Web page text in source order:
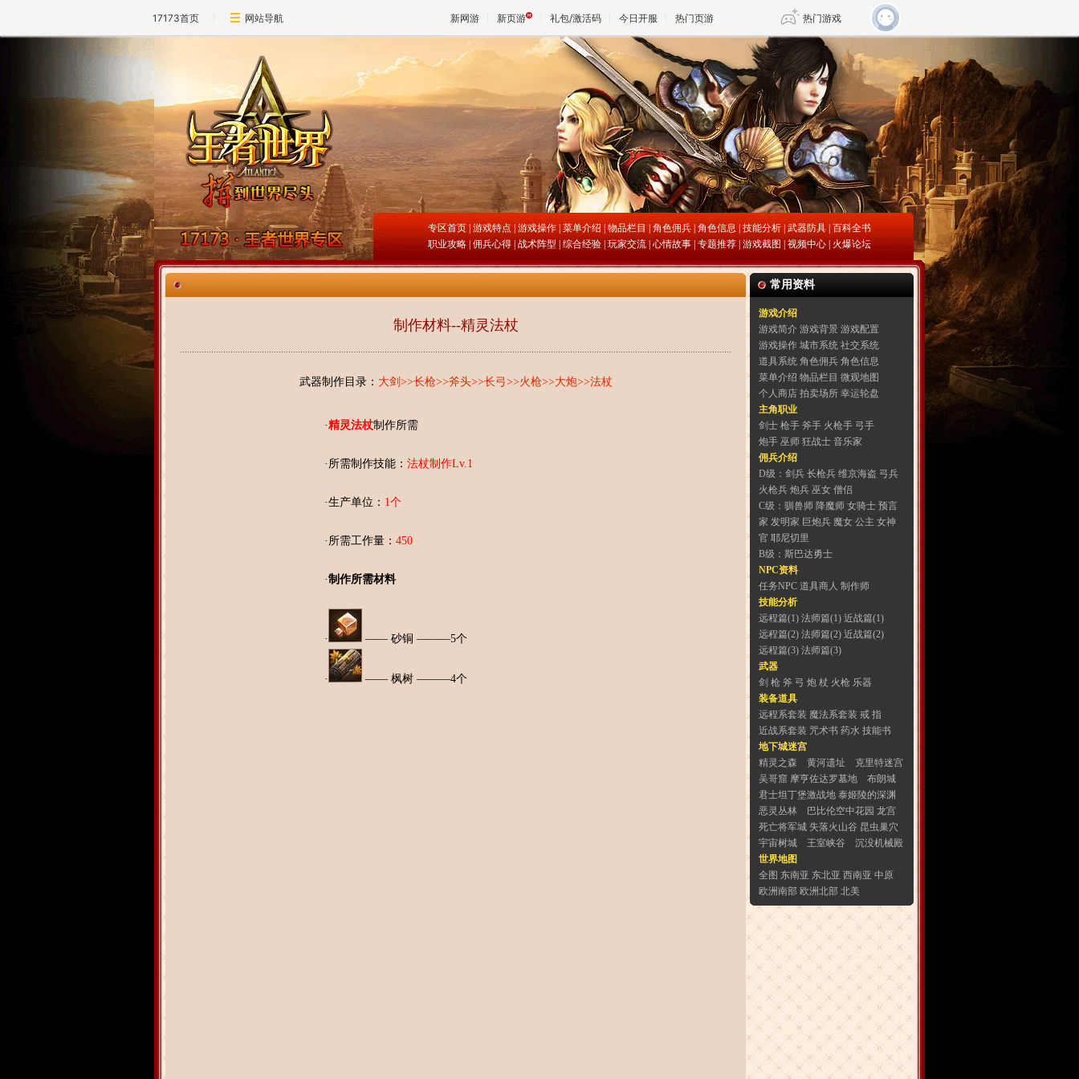
17173首页 网站导航 新网游 新页游 礼包/激活码 今日开服 热门页游 热门游戏
魔兽 DNF 传奇4
天堂 剑网3旗舰版 新天龙八部
王权与自由 诛仙世界 仙剑世界
专区首页| 游戏特点 游戏操作| 菜单介绍 物品栏目 角色佣兵| 角色信息 技能分析| 武器防具| 百科全书
职业攻略| 佣兵心得| 战术阵型 综合经验| 玩家交流| 心情故事| 专题推荐 | 游戏截图 视频中心| 火爆论坛
制作材料--精灵法杖
武器制作目录： 大剑 >>长枪>>斧头>>长弓>>火枪>>大炮>>法杖
·精灵法杖制作所需
·所需制作技能： 法杖制作Lv.1
·生产单位： 1个
·所需工作量： 450
·制作所需材料
· —— 砂铜 ———5个
· —— 枫树 ———4个
常用资料
游戏介绍
游戏简介 游戏背景 游戏配置
游戏操作 城市系统 社交系统
道具系统 角色佣兵 角色信息
菜单介绍 物品栏目 微观地图
个人商店 拍卖场所 幸运轮盘
主角职业
剑士 枪手 斧手 火枪手 弓手
炮手 巫师 狂战士 音乐家
佣兵介绍
D级： 剑兵 长枪兵 维京海盗 弓兵
火枪兵 炮兵 巫女 僧侣
C级： 驯兽师 降魔师 女骑士 预言
家 发明家 巨炮兵 魔女 公主 女神
官 耶尼切里
B级： 斯巴达勇士
NPC资料
任务NPC 道具商人 制作师
技能分析
远程篇(1) 法师篇(1) 近战篇(1)
远程篇(2) 法师篇(2) 近战篇(2)
远程篇(3) 法师篇(3)
武器
剑 枪 斧 弓 炮 杖 火枪 乐器
装备道具
远程系套装 魔法系套装 戒 指
近战系套装 咒术书 药水 技能书
地下城迷宫
精灵之森
黄河遗址
克里特迷宫
吴哥窟 摩亨佐达罗墓地
布朗城
君士坦丁堡激战地 泰姬陵的深渊
恶灵丛林
巴比伦空中花园 龙宫
死亡将军城 失落火山谷 昆虫巢穴
宇宙树城
王室峡谷
沉没机械殿
世界地图
全图 东南亚 东北亚 西南亚 中原
欧洲南部 欧洲北部 北美